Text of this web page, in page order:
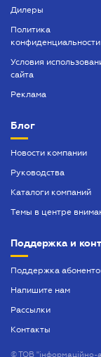
Дилеры
Политика
конфиденциальности
Условия
сайта
Реклама
Блог
Новости компании
Руководства
Каталоги компаний
Темы в центре
Поддержка и
Поддержка
Напишите нам
Рассылки
Контакты
©ТОВ "інформаційно-